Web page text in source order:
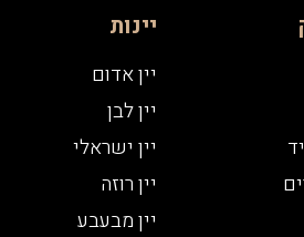
יינות
יין אדום
יין לבן
יין ישראלי
יין רוזה
יין מבעבע